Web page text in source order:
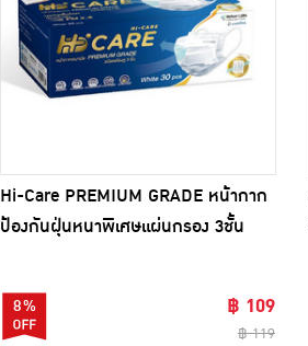
Hi-Care PREMIUM GRADE หน้ากาก
ป้องกันฝุ่นหนาพิเศษแผ่นกรอง 3ชั้น
8% ฿ 109
฿ 119